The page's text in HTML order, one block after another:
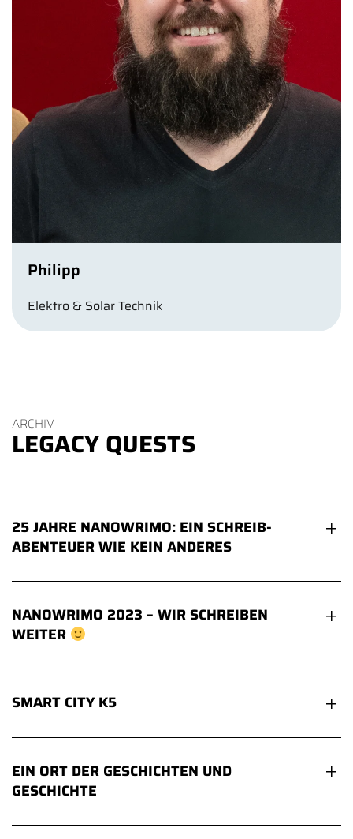
Philipp
Elektro & Solar Technik
ARCHIV
LEGACY QUESTS
25 JAHRE NANOWRIMO: EIN SCHREIB-
ABENTEUER WIE KEIN ANDERES
NANOWRIMO 2023 – WIR SCHREIBEN
WEITER
SMART CITY K5
EIN ORT DER GESCHICHTEN UND
GESCHICHTE